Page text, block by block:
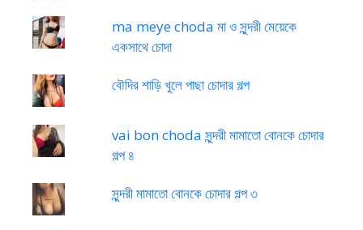
ma meye choda মা ও সুন্দরী মেয়েকে
একসাথে চোদা
বৌদির শাড়ি খুলে পাছা চোদার গল্প
vai bon choda সুন্দরী মামাতো বোনকে চোদার
গল্প ৪
সুন্দরী মামাতো বোনকে চোদার গল্প ৩